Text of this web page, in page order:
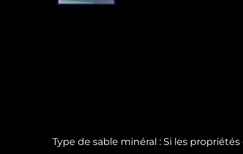
Type de sable minéral : Si les